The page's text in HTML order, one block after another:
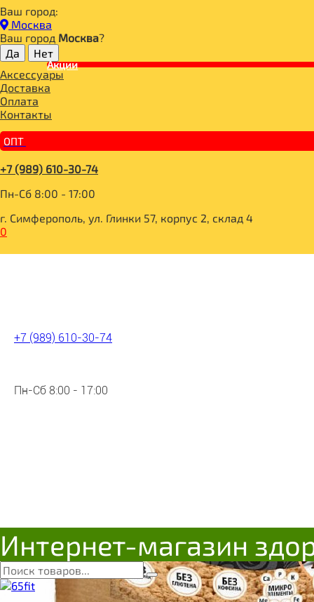
Ваш город:
Москва
Ваш город Москва?
Акции
Аксессуары
Доставка
Оплата
Контакты
ОПТ
+7 (989) 610-30-74
Пн-Сб 8:00 - 17:00
г. Симферополь, ул. Глинки 57, корпус 2, склад 4
0
+7 (989) 610-30-74
Пн-Сб 8:00 - 17:00
Интернет-магазин
Главная
ДЛЯ ЗДОРОВОГО ПИТАНИЯ
НАПИТКИ
КАКАО, КЭРОБ
Кэроб порошок без обжарки 100гр, Продукты XXII века